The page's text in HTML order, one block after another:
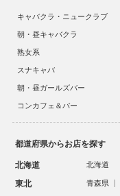
キャバクラ・ニュークラブ
朝・昼キャバクラ
熟女系
スナキャバ
朝・昼ガールズバー
コンカフェ＆バー
都道府県からお店を探す
北海道 北海道
東北 青森県